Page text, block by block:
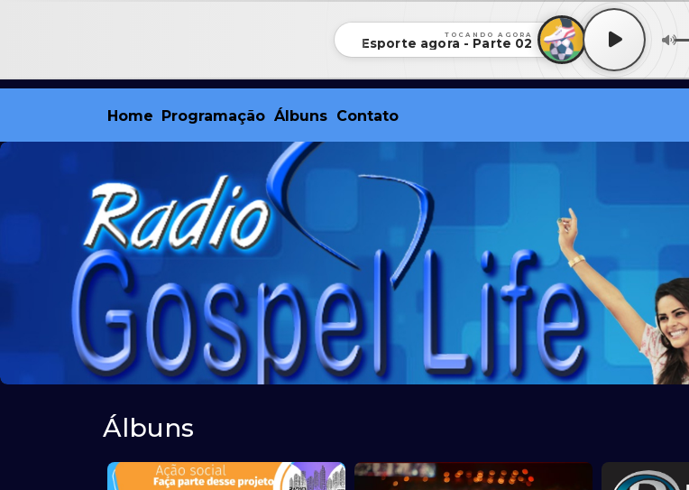
TOCANDO AGORA
Esporte agora - Parte 02
Home Programação Álbuns Contato
Álbuns